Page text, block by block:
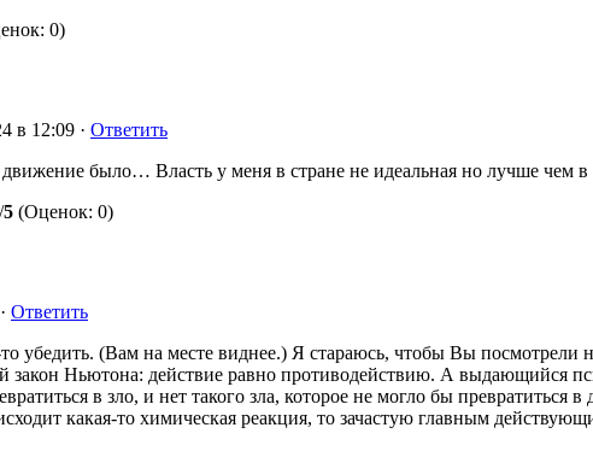
0)
в 12:09 · Ответить
было… Власть у меня в стране не идеальная но лучше чем в
5 (Оценок: 0)
Ответить
убедить. (Вам на месте виднее.) Я стараюсь, чтобы Вы посмотрели
закон Ньютона: действие равно противодействию. А выдающийся
в зло, и нет такого зла, которое не могло бы превратиться в
какая-то химическая реакция, то зачастую главным